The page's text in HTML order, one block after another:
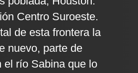
Centro Suroeste.
de esta frontera la
nuevo, parte de
el río Sabina que lo